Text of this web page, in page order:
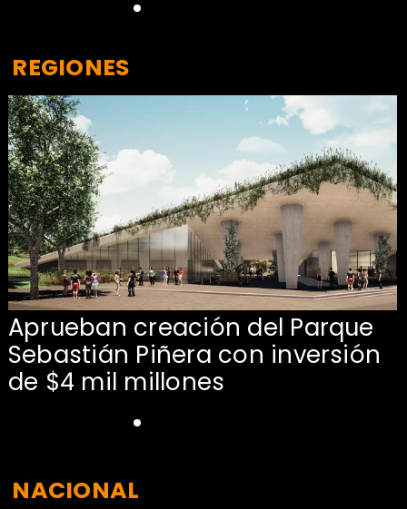
Aprueban creación del Parque
Sebastián Piñera con inversión
de $4 mil millones
REGIONES
NACIONAL